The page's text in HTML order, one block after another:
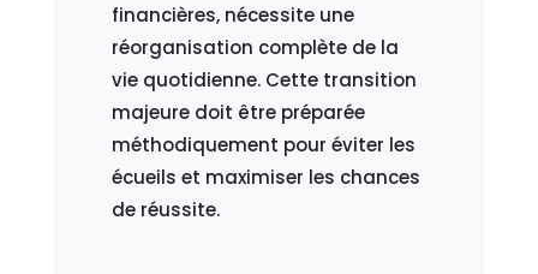
financières, nécessite une
réorganisation complète de la
vie quotidienne. Cette transition
majeure doit être préparée
méthodiquement pour éviter les
écueils et maximiser les chances
de réussite.